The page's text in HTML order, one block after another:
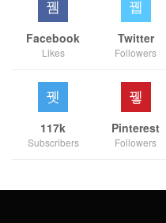
Facebook
Likes
Twitter
Followers
117k
Subscribers
Pinterest
Followers